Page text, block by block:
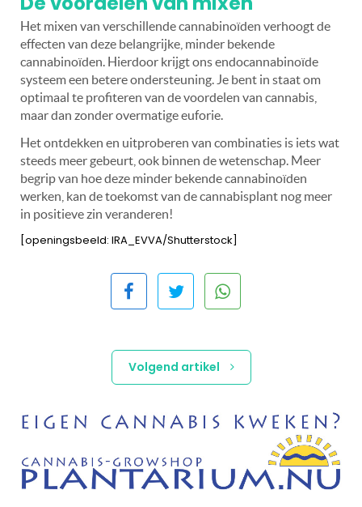
Het mixen van verschillende cannabinoïden verhoogt de
effecten van deze belangrijke, minder bekende
cannabinoïden. Hierdoor krijgt ons endocannabinoïde
systeem een betere ondersteuning. Je bent in staat om
optimaal te profiteren van de voordelen van cannabis,
maar dan zonder overmatige euforie.
Het ontdekken en uitproberen van combinaties is iets wat
steeds meer gebeurt, ook binnen de wetenschap. Meer
begrip van hoe deze minder bekende cannabinoïden
werken, kan de toekomst van de cannabisplant nog meer
in positieve zin veranderen!
[openingsbeeld: IRA_EVVA/Shutterstock]
Volgend artikel